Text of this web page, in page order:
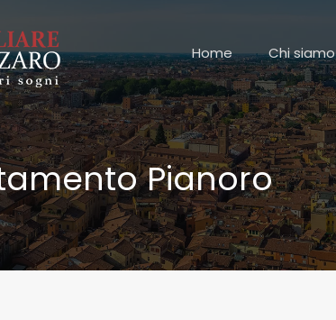
Home
Chi siamo
Pianoro